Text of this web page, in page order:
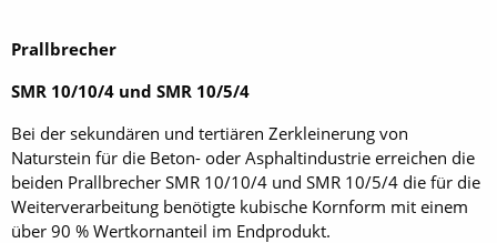
Prallbrecher
SMR 10/10/4 und SMR 10/5/4
Bei der sekundären und tertiären Zerkleinerung von
Naturstein für die Beton- oder Asphaltindustrie erreichen die
beiden Prallbrecher SMR 10/10/4 und SMR 10/5/4 die für die
Weiterverarbeitung benötigte kubische Kornform mit einem
über 90 % Wertkornanteil im Endprodukt.